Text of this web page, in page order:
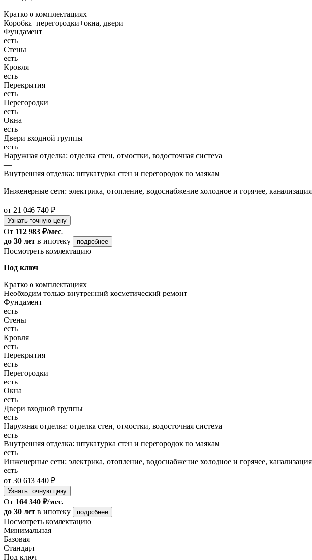
Кратко о комплектациях
Коробка+перегородки+окна, двери
Фундамент
есть
Стены
есть
Кровля
есть
Перекрытия
есть
Перегородки
есть
Окна
есть
Двери входной группы
есть
Наружная отделка: отделка стен, отмостки, водосточная система
—
Внутренняя отделка: штукатурка стен и перегородок по маякам
—
Инженерные сети: электрика, отопление, водоснабжение холодное и горячее, канализация
—
от 21 046 740 ₽
Узнать точную цену
От 112 983 ₽/мес.
до 30 лет в ипотеку подробнее
Посмотреть комлектацию
Под ключ
Кратко о комплектациях
Необходим только внутренний косметический ремонт
Фундамент
есть
Стены
есть
Кровля
есть
Перекрытия
есть
Перегородки
есть
Окна
есть
Двери входной группы
есть
Наружная отделка: отделка стен, отмостки, водосточная система
есть
Внутренняя отделка: штукатурка стен и перегородок по маякам
есть
Инженерные сети: электрика, отопление, водоснабжение холодное и горячее, канализация
есть
от 30 613 440 ₽
Узнать точную цену
От 164 340 ₽/мес.
до 30 лет в ипотеку подробнее
Посмотреть комлектацию
Минимальная
Базовая
Стандарт
Под ключ